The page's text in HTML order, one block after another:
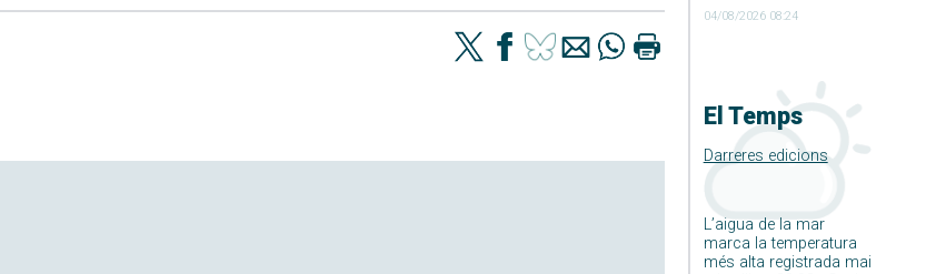
04/08/2026 08:24
El Temps
Darreres edicions
L’aigua de la mar
marca la temperatura
més alta registrada mai